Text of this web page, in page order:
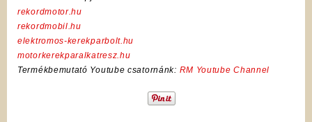
rekordmotor.hu
rekordmobil.hu
elektromos-kerekparbolt.hu
motorkerekparalkatresz.hu
Termékbemutató Youtube csatornánk: RM Youtube Channel